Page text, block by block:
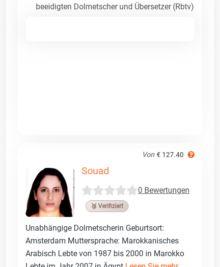
beeidigten Dolmetscher und Übersetzer (Rbtv)
Von € 127.40
Souad
0 Bewertungen
🥉 Verifiziert
Unabhängige Dolmetscherin Geburtsort:
Amsterdam Muttersprache: Marokkanisches
Arabisch Lebte von 1987 bis 2000 in Marokko